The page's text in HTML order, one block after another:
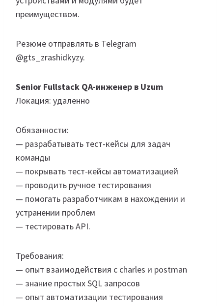
преимуществом.
Резюме отправлять в Telegram
@gts_zrashidkyzy.
Senior Fullstack QA-инженер в Uzum
Локация: удаленно
Обязанности:
— разрабатывать тест-кейсы для задач
команды
— покрывать тест-кейсы автоматизацией
— проводить ручное тестирования
— помогать разработчикам в нахождении и
устранении проблем
— тестировать API.
Требования:
— опыт взаимодействия с charles и postman
— знание простых SQL запросов
— опыт автоматизации тестирования